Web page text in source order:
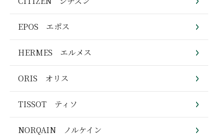
EPOS エポス
HERMES エルメス
ORIS オリス
TISSOT ティソ
NORQAIN ノルケイン